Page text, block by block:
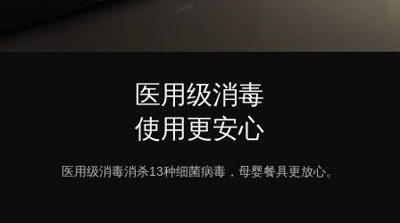
医用级消毒
使用更安心
医用级消毒消杀13种细菌病毒，母婴餐具更放心。